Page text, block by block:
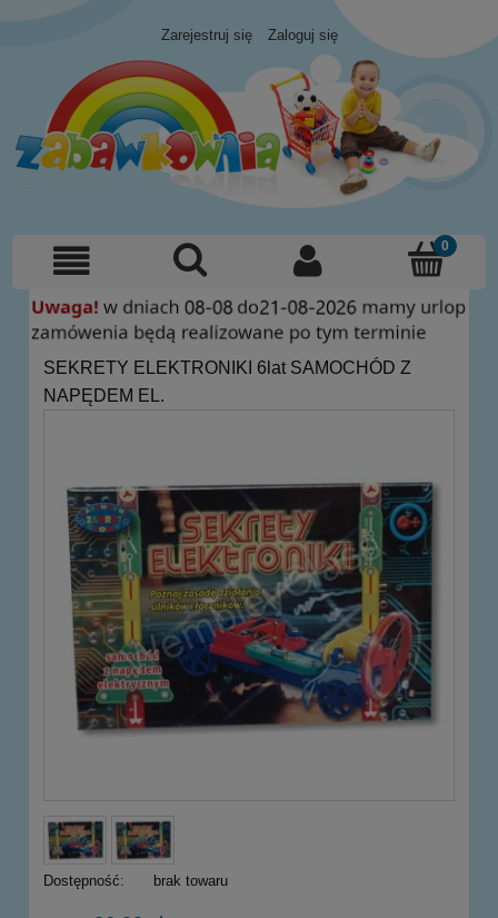
Zarejestruj się Zaloguj się
SEKRETY ELEKTRONIKI 6lat SAMOCHÓD Z
NAPĘDEM EL.
Dostępność: brak towaru